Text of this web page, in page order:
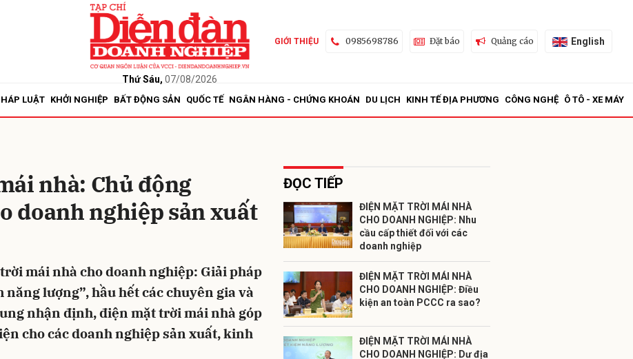
Thứ Sáu, 07/08/2026
GIỚI THIỆU 0985698786 Đặt báo Quảng cáo English
LUẬT KHỞI NGHIỆP BẤT ĐỘNG SẢN QUỐC TẾ NGÂN HÀNG - CHỨNG KHOÁN DU LỊCH KINH TẾ ĐỊA PHƯƠNG CÔNG NGHỆ Ô TÔ - XE MÁY
nhà: Chủ động
doanh nghiệp sản xuất
mái nhà cho doanh nghiệp: Giải pháp
lượng”, hầu hết các chuyên gia và
nhận định, điện mặt trời mái nhà góp
cho các doanh nghiệp sản xuất, kinh
ĐỌC TIẾP
ĐIỆN MẶT TRỜI MÁI NHÀ
CHO DOANH NGHIỆP: Nhu
cầu cấp thiết đối với các
doanh nghiệp
ĐIỆN MẶT TRỜI MÁI NHÀ
CHO DOANH NGHIỆP: Điều
kiện an toàn PCCC ra sao?
ĐIỆN MẶT TRỜI MÁI NHÀ
CHO DOANH NGHIỆP: Dư địa
Gửi